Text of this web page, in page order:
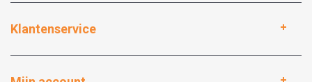
Klantenservice